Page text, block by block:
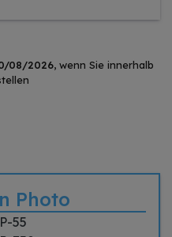
08/2026, wenn Sie innerhalb
Photo
55